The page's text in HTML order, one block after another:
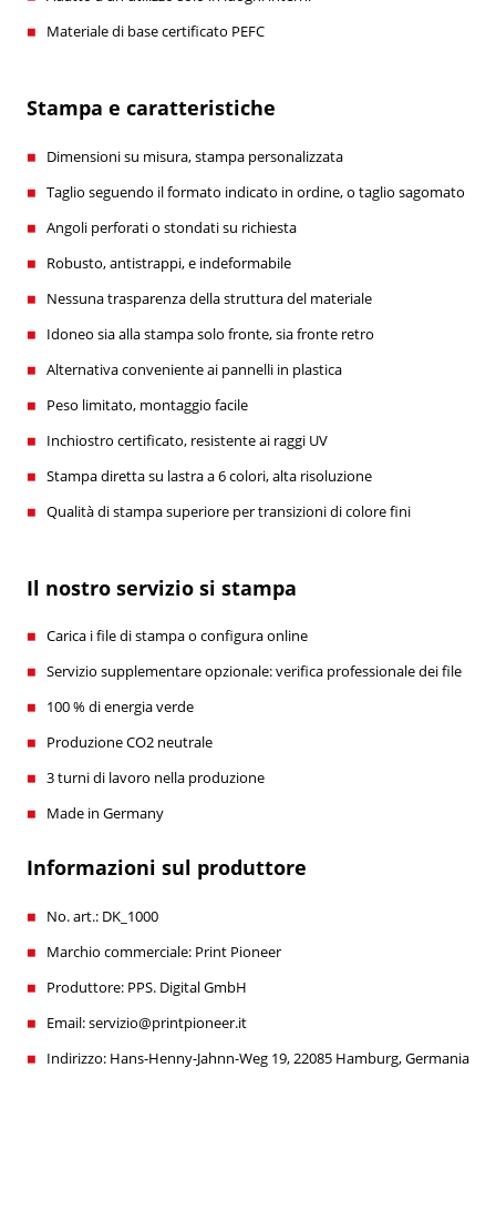
Materiale di base certificato PEFC
Stampa e caratteristiche
Dimensioni su misura, stampa personalizzata
Taglio seguendo il formato indicato in ordine, o taglio sagomato
Angoli perforati o stondati su richiesta
Robusto, antistrappi, e indeformabile
Nessuna trasparenza della struttura del materiale
Idoneo sia alla stampa solo fronte, sia fronte retro
Alternativa conveniente ai pannelli in plastica
Peso limitato, montaggio facile
Inchiostro certificato, resistente ai raggi UV
Stampa diretta su lastra a 6 colori, alta risoluzione
Qualità di stampa superiore per transizioni di colore fini
Il nostro servizio si stampa
Carica i file di stampa o configura online
Servizio supplementare opzionale: verifica professionale dei file
100 % di energia verde
Produzione CO2 neutrale
3 turni di lavoro nella produzione
Made in Germany
Informazioni sul produttore
No. art.: DK_1000
Marchio commerciale: Print Pioneer
Produttore: PPS. Digital GmbH
Email: servizio@printpioneer.it
Indirizzo: Hans-Henny-Jahnn-Weg 19, 22085 Hamburg, Germania